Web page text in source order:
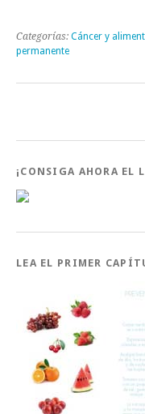
Categorías: Cáncer y
permanente
¡CONSIGA AHORA EL
LEA EL PRIMER